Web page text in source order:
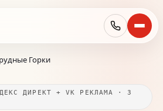
Горки
ДИРЕКТ + VK РЕКЛАМА · 3